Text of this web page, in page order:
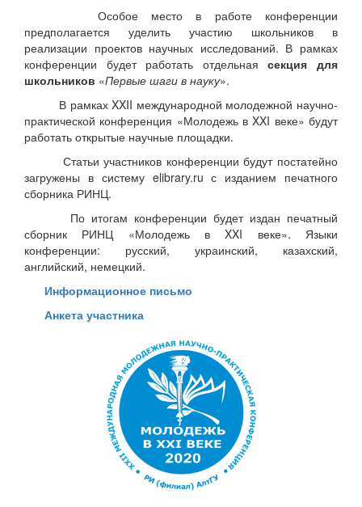
Особое место в работе конференции
предполагается уделить участию школьников в
реализации проектов научных исследований. В рамках
конференции будет работать отдельнаясекция для
школьников «Первые шаги в науку».
В рамках XXII международной молодежной научно-
практической конференция «Молодежь в XXI веке» будут
работать открытые научные площадки.
Статьи участников конференции будут постатейно
загружены в систему elibrary.ru с изданием печатного
сборника РИНЦ.
По итогам конференции будет издан печатный
сборник РИНЦ «Молодежь в XXI веке». Языки
конференции: русский, украинский, казахский,
английский, немецкий.
Информационное письмо
Анкета участника